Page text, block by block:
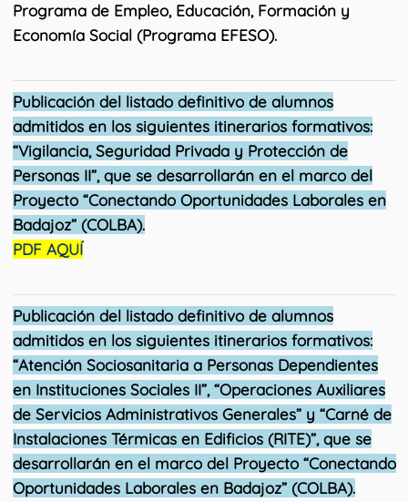
Programa de Empleo, Educación, Formación y
Economía Social (Programa EFESO).
Publicación del listado definitivo de alumnos
admitidos en los siguientes itinerarios formativos:
“Vigilancia, Seguridad Privada y Protección de
Personas II”, que se desarrollarán en el marco del
Proyecto “Conectando Oportunidades Laborales en
Badajoz” (COLBA).
PDF AQUÍ
Publicación del listado definitivo de alumnos
admitidos en los siguientes itinerarios formativos:
“Atención Sociosanitaria a Personas Dependientes
en Instituciones Sociales II”, “Operaciones Auxiliares
de Servicios Administrativos Generales” y “Carné de
Instalaciones Térmicas en Edificios (RITE)”, que se
desarrollarán en el marco del Proyecto “Conectando
Oportunidades Laborales en Badajoz” (COLBA).